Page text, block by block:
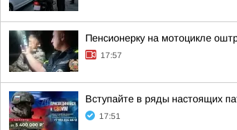
Пенсионерку на мотоцикле
17:57
Вступайте в ряды настоящих
17:51